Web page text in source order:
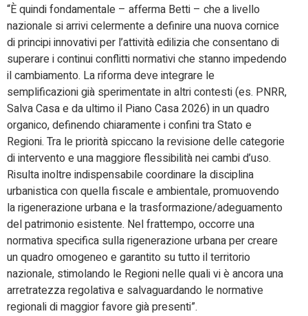
“È quindi fondamentale – afferma Betti – che a livello
nazionale si arrivi celermente a definire una nuova cornice
di principi innovativi per l’attività edilizia che consentano di
superare i continui conflitti normativi che stanno impedendo
il cambiamento. La riforma deve integrare le
semplificazioni già sperimentate in altri contesti (es. PNRR,
Salva Casa e da ultimo il Piano Casa 2026) in un quadro
organico, definendo chiaramente i confini tra Stato e
Regioni. Tra le priorità spiccano la revisione delle categorie
di intervento e una maggiore flessibilità nei cambi d’uso.
Risulta inoltre indispensabile coordinare la disciplina
urbanistica con quella fiscale e ambientale, promuovendo
la rigenerazione urbana e la trasformazione/adeguamento
del patrimonio esistente. Nel frattempo, occorre una
normativa specifica sulla rigenerazione urbana per creare
un quadro omogeneo e garantito su tutto il territorio
nazionale, stimolando le Regioni nelle quali vi è ancora una
arretratezza regolativa e salvaguardando le normative
regionali di maggior favore già presenti”.